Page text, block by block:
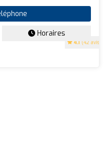
4.1 (42 avis)
Horaires